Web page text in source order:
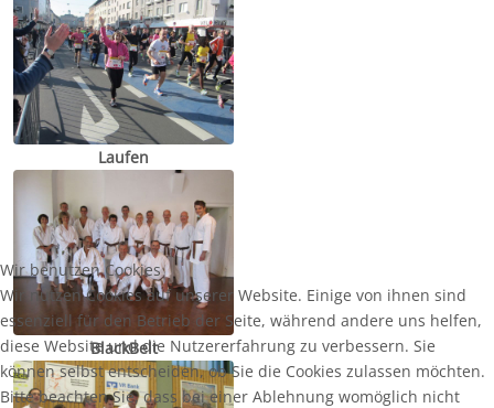
Laufen
BlackBelt
Wir benutzen Cookies
Wir nutzen Cookies auf unserer Website. Einige von ihnen sind
essenziell für den Betrieb der Seite, während andere uns helfen,
diese Website und die Nutzererfahrung zu verbessern. Sie
können selbst entscheiden, ob Sie die Cookies zulassen möchten.
Bitte beachten Sie, dass bei einer Ablehnung womöglich nicht